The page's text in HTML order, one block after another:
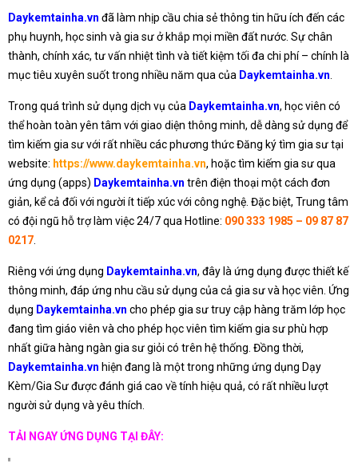
Daykemtainha.vn đã làm nhịp cầu chia sẻ thông tin hữu ích đến các
phụ huynh, học sinh và gia sư ở khắp mọi miền đất nước. Sự chân
thành, chính xác, tư vấn nhiệt tình và tiết kiệm tối đa chi phí – chính là
mục tiêu xuyên suốt trong nhiều năm qua của Daykemtainha.vn
Trong quá trình sử dụng dịch vụ của Daykemtainha.vn, học viên có
thể hoàn toàn yên tâm với giao diện thông minh, dễ dàng sử dụng để
tìm kiếm gia sư với rất nhiều các phương thức Đăng ký tìm gia sư tại
website: https://www.daykemtainha.vn, hoặc tìm kiếm gia sư qua
ứng dụng (apps) Daykemtainha.vn trên điện thoại một cách đơn
giản, kể cả đối với người ít tiếp xúc với công nghệ. Đặc biệt, Trung tâm
có đội ngũ hỗ trợ làm việc 24/7 qua Hotline: 090 333 1985 – 09 87 87
0217
Riêng với ứng dụng Daykemtainha.vn, đây là ứng dụng được thiết kế
thông minh, đáp ứng nhu cầu sử dụng của cả gia sư và học viên. Ứng
dụng Daykemtainha.vn cho phép gia sư truy cập hàng trăm lớp học
đang tìm giáo viên và cho phép học viên tìm kiếm gia sư phù hợp
nhất giữa hàng ngàn gia sư giỏi có trên hệ thống. Đồng thời,
Daykemtainha.vn hiện đang là một trong những ứng dụng Dạy
Kèm/Gia Sư được đánh giá cao về tính hiệu quả, có rất nhiều lượt
người sử dụng và yêu thích.
TẢI NGAY ỨNG DỤNG TẠI ĐÂY: